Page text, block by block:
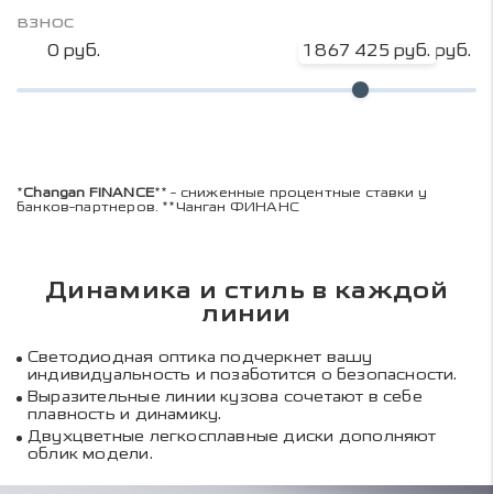
взнос
0 руб. 1 867 425 руб.
2 489 900 руб.
*Changan FINANCE** - сниженные процентные ставки у
банков-партнеров. **Чанган ФИНАНС
Динамика и стиль в каждой
линии
Светодиодная оптика подчеркнет вашу
индивидуальность и позаботится о безопасности.
Выразительные линии кузова сочетают в себе
плавность и динамику.
Двухцветные легкосплавные диски дополняют
облик модели.